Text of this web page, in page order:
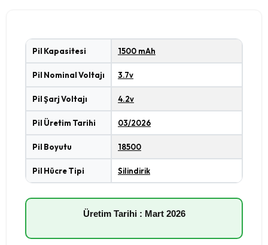
Pil Kapasitesi 1500 mAh
Pil Nominal Voltajı 3.7v
Pil Şarj Voltajı 4.2v
Pil Üretim Tarihi 03/2026
Pil Boyutu 18500
Pil Hücre Tipi Silindirik
Üretim Tarihi : Mart 2026